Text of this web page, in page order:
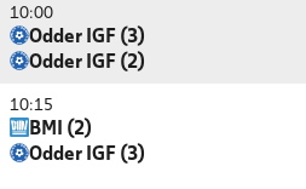
10:00
Odder IGF (3)
Odder IGF (2)
10:15
BMI (2)
Odder IGF (3)